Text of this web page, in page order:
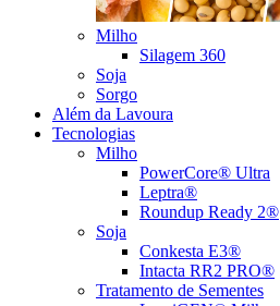
Milho
Silagem 360
Soja
Sorgo
Além da Lavoura
Tecnologias
Milho
PowerCore® Ultra
Leptra®
Roundup Ready 2®
Soja
Conkesta E3®
Intacta RR2 PRO®
Tratamento de Sementes